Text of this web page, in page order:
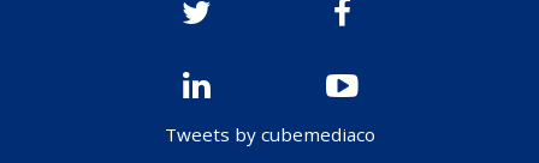
Tweets by cubemediaco